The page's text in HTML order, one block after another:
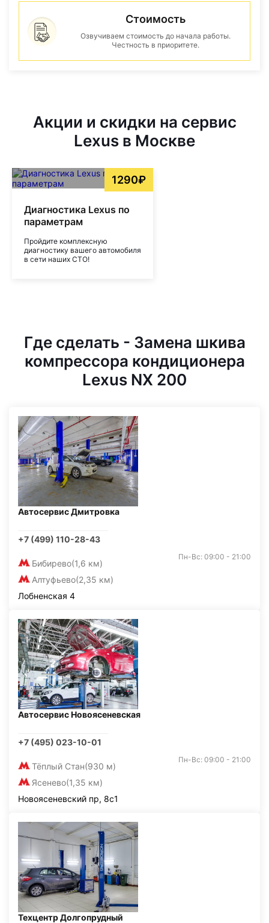
Стоимость
Озвучиваем стоимость до начала работы.
Честность в приоритете.
Акции и скидки на сервис
Lexus в Москве
1290₽
Диагностика Lexus по
параметрам
Пройдите комплексную
диагностику вашего автомобиля
в сети наших СТО!
Где сделать - Замена шкива
компрессора кондиционера
Lexus NX 200
Автосервис Дмитровка
+7 (499) 110-28-43
Бибирево(1,6 км)
Алтуфьево(2,35 км)
Пн-Вс: 09:00 - 21:00
Лобненская 4
Автосервис Новоясеневская
+7 (495) 023-10-01
Тёплый Стан(930 м)
Ясенево(1,35 км)
Пн-Вс: 09:00 - 21:00
Новоясеневский пр, 8с1
Техцентр Долгопрудный